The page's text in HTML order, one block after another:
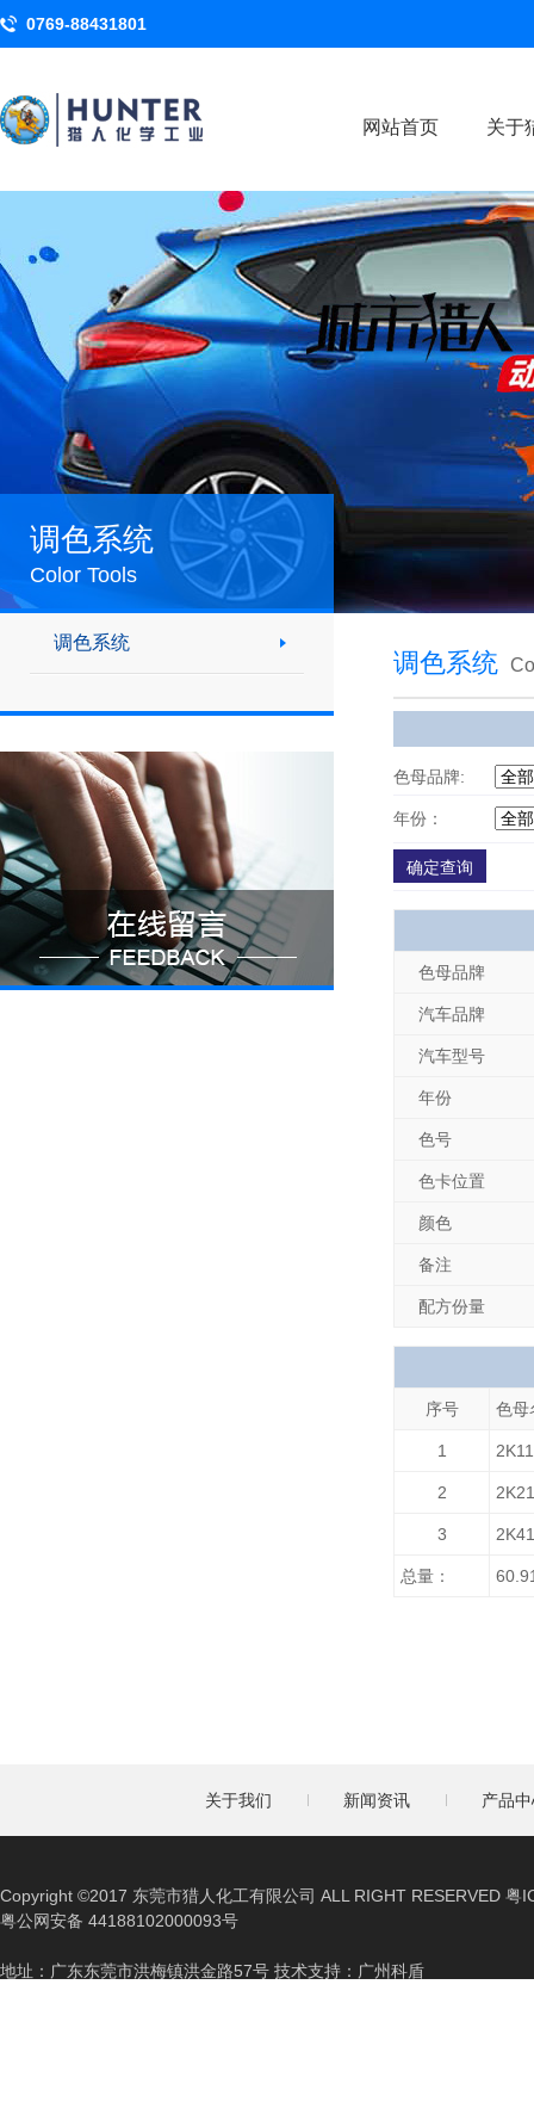
0769-88431801
网站首页 关于
调色系统
Color Tools
调色系统
调色系统
色母品牌:
年份：
色母品牌
汽车品牌
汽车型号
年份
色号
色卡位置
颜色
备注
配方份量
序号 色母
1
2
3
总量：
关于我们 新闻资讯 产品
Copyright ©2017 东莞市猎人化工有限公司 ALL RIGHT RESERVED 粤
粤公网安备 44188102000093号
地址：广东东莞市洪梅镇洪金路57号 技术支持：广州科盾